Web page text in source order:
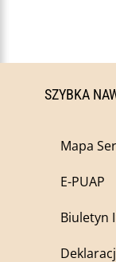
SZYBKA
Mapa
E-PUAP
Biuletyn